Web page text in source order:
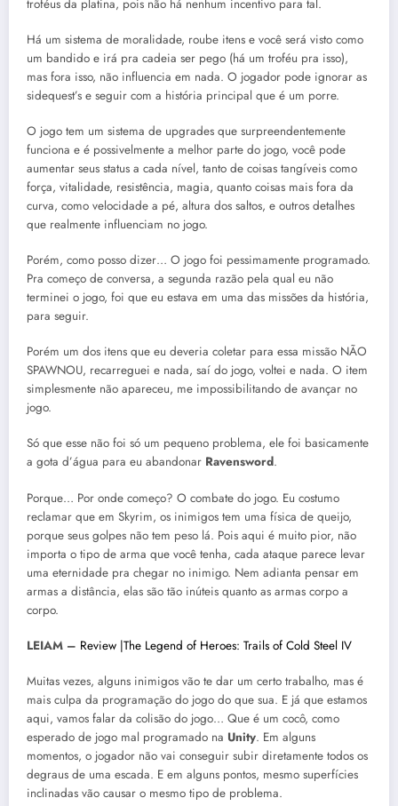
troféus da platina, pois não há nenhum incentivo para tal.
Há um sistema de moralidade, roube itens e você será visto como
um bandido e irá pra cadeia ser pego (há um troféu pra isso),
mas fora isso, não influencia em nada. O jogador pode ignorar as
sidequest’s e seguir com a história principal que é um porre.
O jogo tem um sistema de upgrades que surpreendentemente
funciona e é possivelmente a melhor parte do jogo, você pode
aumentar seus status a cada nível, tanto de coisas tangíveis como
força, vitalidade, resistência, magia, quanto coisas mais fora da
curva, como velocidade a pé, altura dos saltos, e outros detalhes
que realmente influenciam no jogo.
Porém, como posso dizer… O jogo foi pessimamente programado.
Pra começo de conversa, a segunda razão pela qual eu não
terminei o jogo, foi que eu estava em uma das missões da história,
para seguir.
Porém um dos itens que eu deveria coletar para essa missão NÃO
SPAWNOU, recarreguei e nada, saí do jogo, voltei e nada. O item
simplesmente não apareceu, me impossibilitando de avançar no
jogo.
Só que esse não foi só um pequeno problema, ele foi basicamente
a gota d’água para eu abandonar Ravensword.
Porque… Por onde começo? O combate do jogo. Eu costumo
reclamar que em Skyrim, os inimigos tem uma física de queijo,
porque seus golpes não tem peso lá. Pois aqui é muito pior, não
importa o tipo de arma que você tenha, cada ataque parece levar
uma eternidade pra chegar no inimigo. Nem adianta pensar em
armas a distância, elas são tão inúteis quanto as armas corpo a
corpo.
LEIAM – Review |The Legend of Heroes: Trails of Cold Steel IV
Muitas vezes, alguns inimigos vão te dar um certo trabalho, mas é
mais culpa da programação do jogo do que sua. E já que estamos
aqui, vamos falar da colisão do jogo… Que é um cocô, como
esperado de jogo mal programado na Unity. Em alguns
momentos, o jogador não vai conseguir subir diretamente todos os
degraus de uma escada. E em alguns pontos, mesmo superfícies
inclinadas vão causar o mesmo tipo de problema.